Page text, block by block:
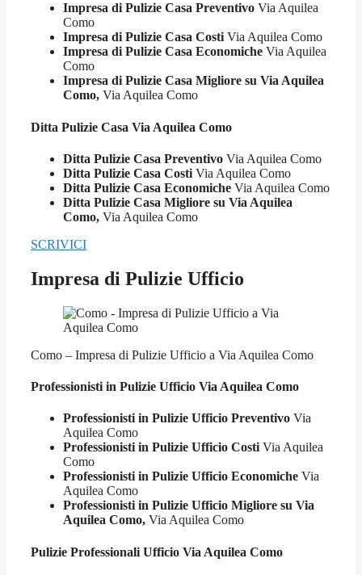
Impresa di Pulizie Casa Preventivo Via Aquilea
Como
Impresa di Pulizie Casa CostiVia Aquilea Como
Impresa di Pulizie Casa Economiche Via Aquilea
Como
Impresa di Pulizie Casa Migliore su Via Aquilea
Como, Via Aquilea Como
Ditta Pulizie Casa Via Aquilea Como
Ditta Pulizie Casa Preventivo Via Aquilea Como
Ditta Pulizie Casa Costi Via Aquilea Como
Ditta Pulizie Casa Economiche Via Aquilea Como
Ditta Pulizie Casa Migliore su Via Aquilea
Como, Via Aquilea Como
SCRIVICI
Impresa di Pulizie Ufficio
Como – Impresa di Pulizie Ufficio a Via Aquilea Como
Professionisti in Pulizie Ufficio Via Aquilea Como
Professionisti in Pulizie Ufficio Preventivo Via
Aquilea Como
Professionisti in Pulizie Ufficio Costi Via Aquilea
Como
Professionisti in Pulizie Ufficio Economiche Via
Aquilea Como
Professionisti in Pulizie Ufficio Migliore su Via
Aquilea Como, Via Aquilea Como
Pulizie Professionali Ufficio Via Aquilea Como